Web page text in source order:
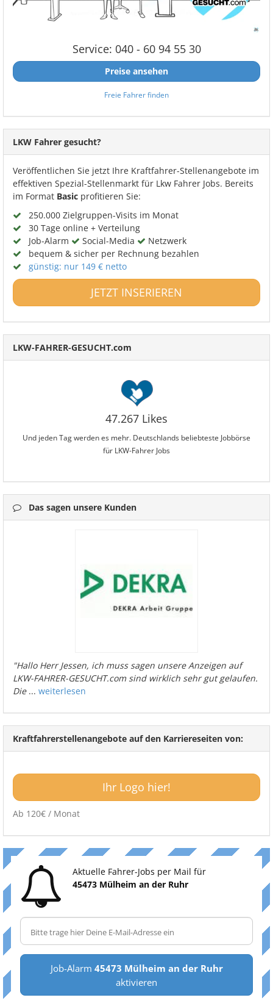
Service: 040 - 60 94 55 30
Preise ansehen
Freie Fahrer finden
LKW Fahrer gesucht?
Veröffentlichen Sie jetzt Ihre Kraftfahrer-Stellenangebote im
effektiven Spezial-Stellenmarkt für Lkw Fahrer Jobs. Bereits
im Format Basic profitieren Sie:
250.000 Zielgruppen-Visits im Monat
30 Tage online + Verteilung
Job-Alarm
Social-Media
Netzwerk
bequem & sicher per Rechnung bezahlen
günstig: nur 149 € netto
JETZT INSERIEREN
LKW-FAHRER-GESUCHT.com
47.267 Likes
Und jeden Tag werden es mehr. Deutschlands beliebteste Jobbörse
für LKW-Fahrer Jobs
Das sagen unsere Kunden
"Hallo Herr Jessen, ich muss sagen unsere Anzeigen auf
LKW-FAHRER-GESUCHT.com sind wirklich sehr gut gelaufen.
Die... weiterlesen
Kraftfahrerstellenangebote auf den Karriereseiten von:
Ihr Logo hier!
Ab 120€ / Monat
Aktuelle Fahrer-Jobs per Mail für
45473 Mülheim an der Ruhr
Job-Alarm 45473 Mülheim an der Ruhr
aktivieren